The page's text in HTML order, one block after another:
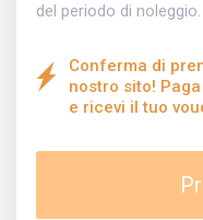
del periodo di noleggio.
Conferma di
nostro sito!
e ricevi il tuo